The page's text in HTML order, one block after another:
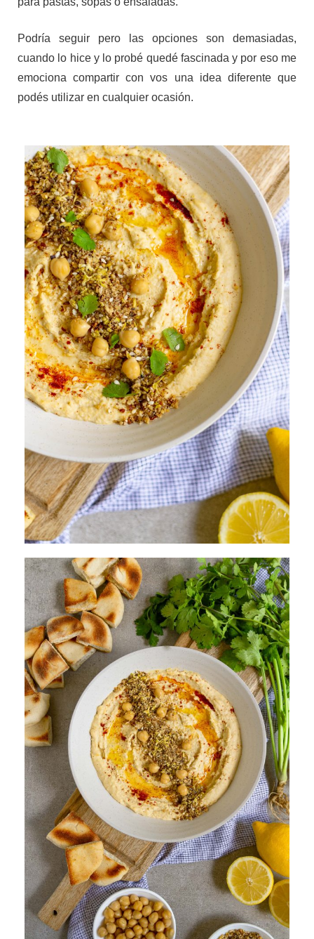
Podría seguir pero las opciones son demasiadas,
cuando lo hice y lo probé quedé fascinada y por eso me
emociona compartir con vos una idea diferente que
podés utilizar en cualquier ocasión.